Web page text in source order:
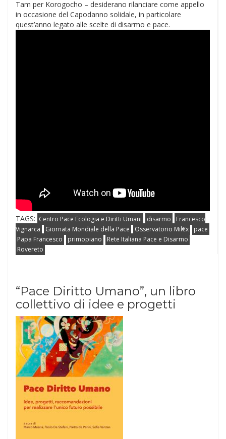
Tam per Korogocho – desiderano rilanciare come appello
in occasione del Capodanno solidale, in particolare
quest’anno legato alle scelte di disarmo e pace.
TAGS: Centro Pace Ecologia e Diritti Umani disarmo
Francesco
Vignarca
Giornata Mondiale della Pace Osservatorio Mil€x
pace
Papa Francesco
primopiano
Rete Italiana Pace e Disarmo
Rovereto
“Pace Diritto Umano”, un libro
collettivo di idee e progetti